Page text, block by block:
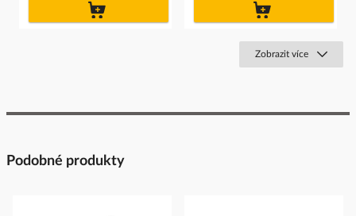
Zobrazit více
Podobné produkty